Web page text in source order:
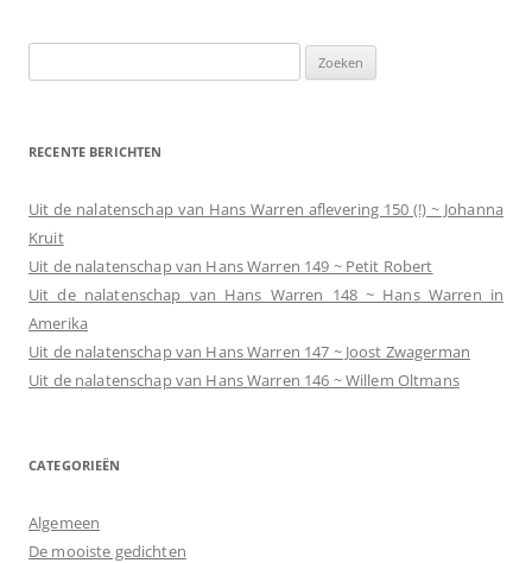
naar:
RECENTE BERICHTEN
Uit de nalatenschap van Hans Warren aflevering 150 (!) ~ Johanna
Kruit
Uit de nalatenschap van Hans Warren 149 ~ Petit Robert
Uit de nalatenschap van Hans Warren 148 ~ Hans Warren in
Amerika
Uit de nalatenschap van Hans Warren 147 ~ Joost Zwagerman
Uit de nalatenschap van Hans Warren 146 ~ Willem Oltmans
CATEGORIEËN
Algemeen
De mooiste gedichten